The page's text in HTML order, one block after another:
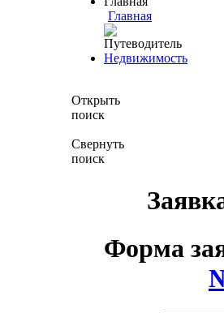
Главная
Недвижимость
Открыть
поиск
Свернуть
поиск
Форма